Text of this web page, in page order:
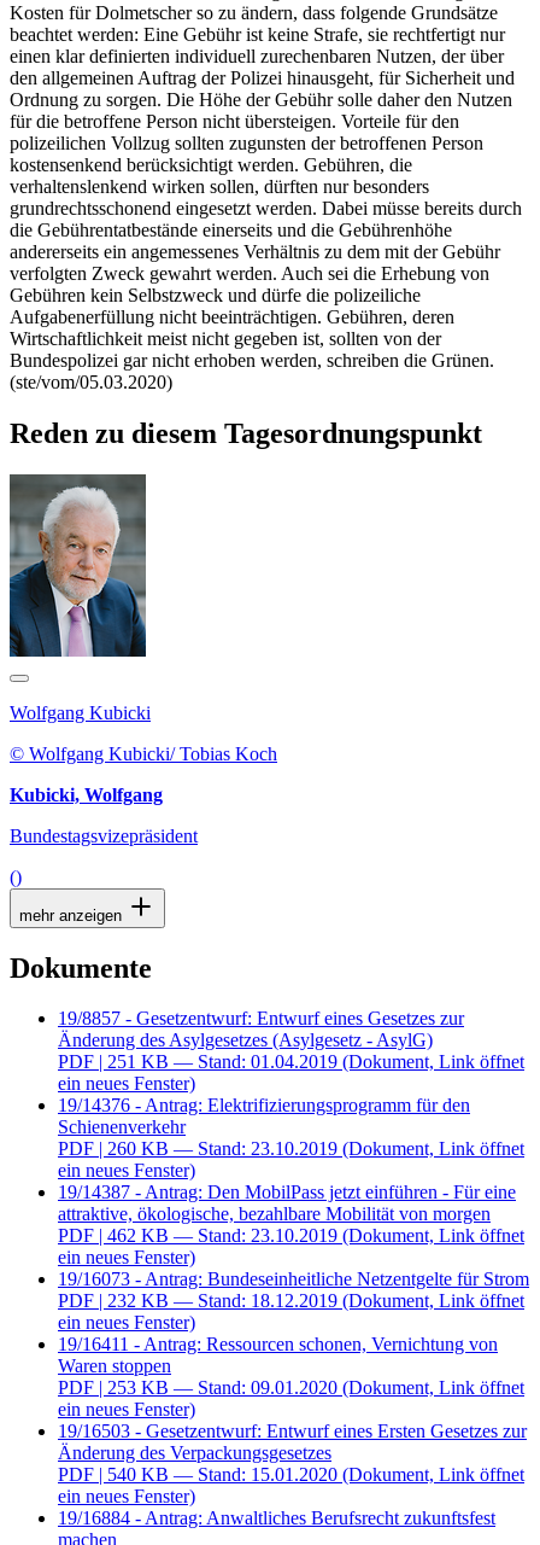
Kosten für Dolmetscher so zu ändern, dass folgende Grundsätze
beachtet werden: Eine Gebühr ist keine Strafe, sie rechtfertigt nur
einen klar definierten individuell zurechenbaren Nutzen, der über
den allgemeinen Auftrag der Polizei hinausgeht, für Sicherheit und
Ordnung zu sorgen. Die Höhe der Gebühr solle daher den Nutzen
für die betroffene Person nicht übersteigen. Vorteile für den
polizeilichen Vollzug sollten zugunsten der betroffenen Person
kostensenkend berücksichtigt werden. Gebühren, die
verhaltenslenkend wirken sollen, dürften nur besonders
grundrechtsschonend eingesetzt werden. Dabei müsse bereits durch
die Gebührentatbestände einerseits und die Gebührenhöhe
andererseits ein angemessenes Verhältnis zu dem mit der Gebühr
verfolgten Zweck gewahrt werden. Auch sei die Erhebung von
Gebühren kein Selbstzweck und dürfe die polizeiliche
Aufgabenerfüllung nicht beeinträchtigen. Gebühren, deren
Wirtschaftlichkeit meist nicht gegeben ist, sollten von der
Bundespolizei gar nicht erhoben werden, schreiben die Grünen.
(ste/vom/05.03.2020)
Reden zu diesem Tagesordnungspunkt
Wolfgang Kubicki
© Wolfgang Kubicki/ Tobias Koch
Kubicki, Wolfgang
Bundestagsvizepräsident
()
mehr anzeigen
Dokumente
19/8857 - Gesetzentwurf: Entwurf eines Gesetzes zur
Änderung des Asylgesetzes (Asylgesetz - AsylG)
PDF | 251 KB — Stand: 01.04.2019 (Dokument, Link öffnet
ein neues Fenster)
19/14376 - Antrag: Elektrifizierungsprogramm für den
Schienenverkehr
PDF | 260 KB — Stand: 23.10.2019 (Dokument, Link öffnet
ein neues Fenster)
19/14387 - Antrag: Den MobilPass jetzt einführen - Für eine
attraktive, ökologische, bezahlbare Mobilität von morgen
PDF | 462 KB — Stand: 23.10.2019 (Dokument, Link öffnet
ein neues Fenster)
19/16073 - Antrag: Bundeseinheitliche Netzentgelte für Strom
PDF | 232 KB — Stand: 18.12.2019 (Dokument, Link öffnet
ein neues Fenster)
19/16411 - Antrag: Ressourcen schonen, Vernichtung von
Waren stoppen
PDF | 253 KB — Stand: 09.01.2020 (Dokument, Link öffnet
ein neues Fenster)
19/16503 - Gesetzentwurf: Entwurf eines Ersten Gesetzes zur
Änderung des Verpackungsgesetzes
PDF | 540 KB — Stand: 15.01.2020 (Dokument, Link öffnet
ein neues Fenster)
19/16884 - Antrag: Anwaltliches Berufsrecht zukunftsfest
machen